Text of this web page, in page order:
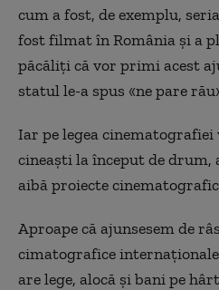
cum a fost, de exemplu,
fost filmat în România și a
păcăliți că vor primi acest
statul le-a spus «ne pare
Iar pe legea
cineaști la început de drum,
aibă proiecte
Aproape că ajunsesem de
cimatografice
are lege, alocă și bani pe